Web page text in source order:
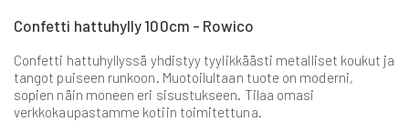
gallery
Confetti hattuhylly 100cm - Rowico
Confetti hattuhyllyssä yhdistyy tyylikkäästi metalliset koukut ja
tangot puiseen runkoon. Muotoilultaan tuote on moderni,
sopien näin moneen eri sisustukseen. Tilaa omasi
verkkokaupastamme kotiin toimitettuna.